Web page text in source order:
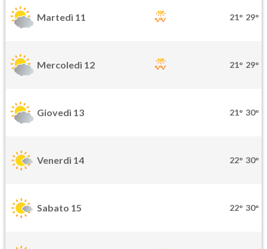
Martedì 11 21° 29°
Mercoledì 12 21° 29°
Giovedì 13 21° 30°
Venerdì 14 22° 30°
Sabato 15 22° 30°